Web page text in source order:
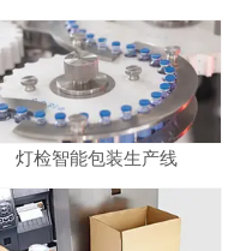
灯检智能包装生产线